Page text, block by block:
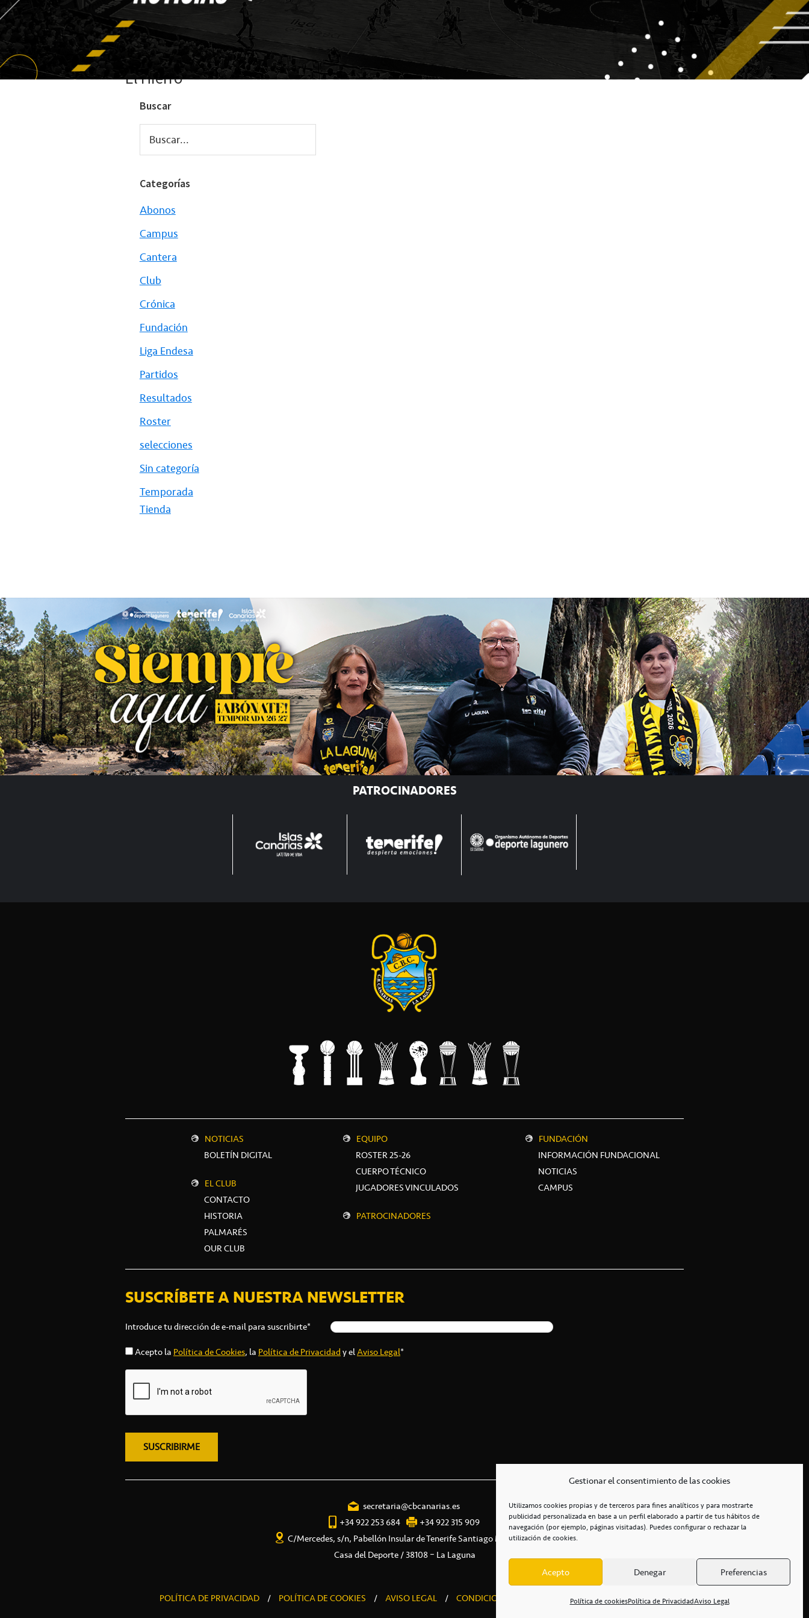
Gestionar el consentimiento de las cookies
Utilizamos cookies propias y de terceros para fines analíticos y para mostrarte
publicidad personalizada en base a un perfil elaborado a partir de tus hábitos de
navegación (por ejemplo, páginas visitadas). Puedes configurar o rechazar la
utilización de cookies.
Acepto Denegar Preferencias
Política de cookiesPolítica de PrivacidadAviso Legal
El Hierro
Buscar
Buscar...
Categorías
Abonos
Campus
Cantera
Club
Crónica
Fundación
Liga Endesa
Partidos
Resultados
Roster
selecciones
Sin categoría
Temporada
Tienda
PATROCINADORES
NOTICIAS
BOLETÍN DIGITAL
EL CLUB
CONTACTO
HISTORIA
PALMARÉS
OUR CLUB
EQUIPO
ROSTER 25-26
CUERPO TÉCNICO
JUGADORES VINCULADOS
PATROCINADORES
FUNDACIÓN
INFORMACIÓN FUNDACIONAL
NOTICIAS
CAMPUS
SUSCRÍBETE A NUESTRA NEWSLETTER
Introduce tu dirección de e-mail para suscribirte*
Acepto la Política de Cookies, la Política de Privacidady elAviso Legal*
secretaria@cbcanarias.es
+34 922 253 684
+34 922 315 909
C/Mercedes, s/n, Pabellón Insular de Tenerife Santiago Martín
Casa del Deporte / 38108 – La Laguna
POLÍTICA DE PRIVACIDAD / POLÍTICA DE COOKIES / AVISO LEGAL / CONDICIONES COMERCIALES / ACCESIBILIDAD